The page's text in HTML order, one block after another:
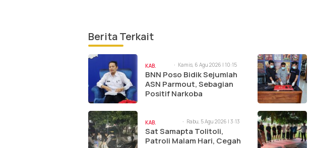
Berita Terkait
KAB.
POSO
Kamis, 6 Agu 2026 | 10:15
am
BNN Poso Bidik Sejumlah
ASN Parmout, Sebagian
Positif Narkoba
KAB.
TOLITOLI
Rabu, 5 Agu 2026 | 3:13
pm
Sat Samapta Tolitoli,
Patroli Malam Hari, Cegah